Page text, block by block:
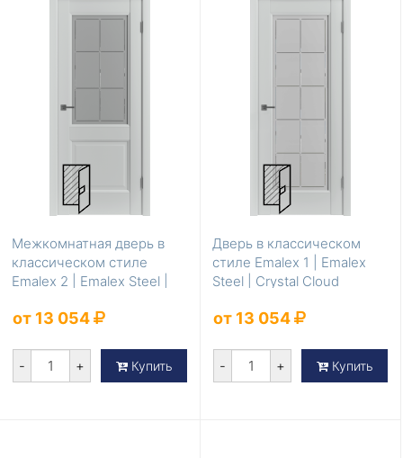
Межкомнатная дверь в
классическом стиле
Emalex 2 | Emalex Steel |
от 13 054
- + Купить
Дверь в классическом
стиле Emalex 1 | Emalex
Steel | Crystal Cloud
от 13 054
- + Купить